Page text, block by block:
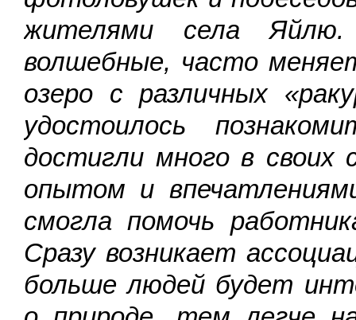
жителями села
волшебные, часто
озеро с различных
удостоилось
достигли много в своих
опытом и
смогла помочь
Сразу возникает
больше людей будет